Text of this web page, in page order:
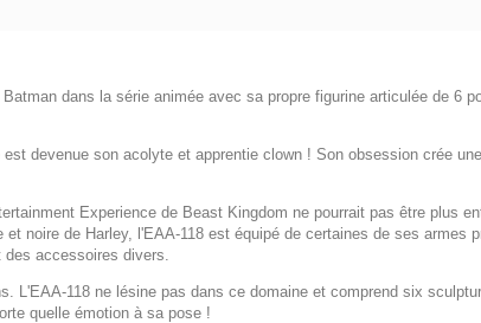
dans la série animée avec sa propre figurine articulée de 6
devenue son acolyte et apprentie clown ! Son obsession crée
Experience de Beast Kingdom ne pourrait pas être plus
noire de Harley, l'EAA-118 est équipé de certaines de ses armes
accessoires divers.
L'EAA-118 ne lésine pas dans ce domaine et comprend six
quelle émotion à sa pose !